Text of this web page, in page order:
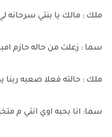
ملك : مالك يا بنتي سرحانه
سما : زعلت من حاله حازم
ملك : حالته فعلا صعبه ربنا
سما: انا بحبه اوي انتي م